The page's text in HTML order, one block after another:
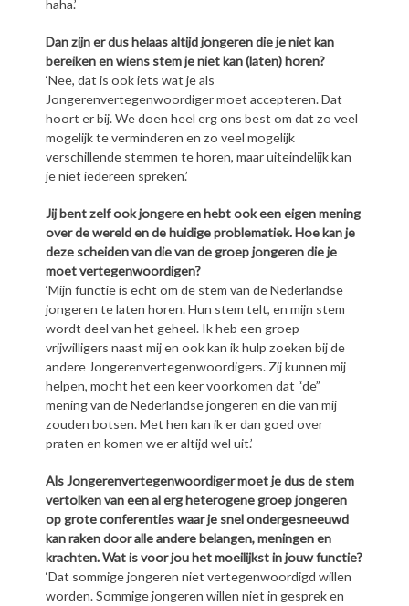
haha.’
Dan zijn er dus helaas altijd jongeren die je niet kan
bereiken en wiens stem je niet kan (laten) horen?
‘Nee, dat is ook iets wat je als
Jongerenvertegenwoordiger moet accepteren. Dat
hoort er bij. We doen heel erg ons best om dat zo veel
mogelijk te verminderen en zo veel mogelijk
verschillende stemmen te horen, maar uiteindelijk kan
je niet iedereen spreken.’
Jij bent zelf ook jongere en hebt ook een eigen mening
over de wereld en de huidige problematiek. Hoe kan je
deze scheiden van die van de groep jongeren die je
moet vertegenwoordigen?
‘Mijn functie is echt om de stem van de Nederlandse
jongeren te laten horen. Hun stem telt, en mijn stem
wordt deel van het geheel. Ik heb een groep
vrijwilligers naast mij en ook kan ik hulp zoeken bij de
andere Jongerenvertegenwoordigers. Zij kunnen mij
helpen, mocht het een keer voorkomen dat “de”
mening van de Nederlandse jongeren en die van mij
zouden botsen. Met hen kan ik er dan goed over
praten en komen we er altijd wel uit.’
Als Jongerenvertegenwoordiger moet je dus de stem
vertolken van een al erg heterogene groep jongeren
op grote conferenties waar je snel ondergesneeuwd
kan raken door alle andere belangen, meningen en
krachten. Wat is voor jou het moeilijkst in jouw functie?
‘Dat sommige jongeren niet vertegenwoordigd willen
worden. Sommige jongeren willen niet in gesprek en